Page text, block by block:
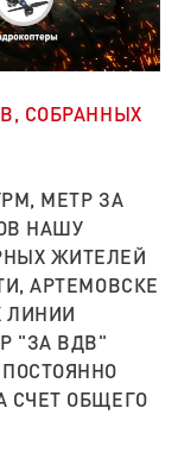
СОБРАННЫХ
МЕТР ЗА
НАШУ
ЖИТЕЛЕЙ
АРТЕМОВСКЕ
ЛИНИИ
"ЗА ВДВ"
СЧЕТ ОБЩЕГО